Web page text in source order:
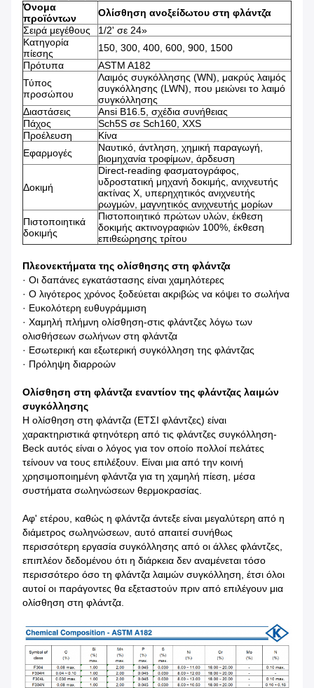
Όνομα
προϊόντων
Ολίσθηση ανοξείδωτου στη φλάντζα
Σειρά μεγέθους
1/2' σε 24»
Κατηγορία
πίεσης
150, 300, 400, 600, 900, 1500
Πρότυπα
ASTM A182
Τύπος
προσώπου
Λαιμός συγκόλλησης (WN), μακρύς λαιμός
συγκόλλησης (LWN), που μειώνει το λαιμό
συγκόλλησης
Διαστάσεις
Ansi B16.5, σχέδια συνήθειας
Πάχος
Sch5S σε Sch160, XXS
Προέλευση
Κίνα
Εφαρμογές
Ναυτικό, άντληση, χημική παραγωγή,
βιομηχανία τροφίμων, άρδευση
Δοκιμή
Direct-reading φασματογράφος,
υδροστατική μηχανή δοκιμής, ανιχνευτής
ακτίνας X, υπερηχητικός ανιχνευτής
ρωγμών, μαγνητικός ανιχνευτής μορίων
Πιστοποιητικά
δοκιμής
Πιστοποιητικό πρώτων υλών, έκθεση
δοκιμής ακτινογραφιών 100%, έκθεση
επιθεώρησης τρίτου
Πλεονεκτήματα της ολίσθησης στη φλάντζα
· Οι δαπάνες εγκατάστασης είναι χαμηλότερες
· Ο λιγότερος χρόνος ξοδεύεται ακριβώς να κόψει το σωλήνα
· Ευκολότερη ευθυγράμμιση
· Χαμηλή πλήμνη ολίσθηση-στις φλάντζες λόγω των
ολισθήσεων σωλήνων στη φλάντζα
· Εσωτερική και εξωτερική συγκόλληση της φλάντζας
· Πρόληψη διαρροών
Ολίσθηση στη φλάντζα εναντίον της φλάντζας λαιμών
συγκόλλησης
Η ολίσθηση στη φλάντζα (ΕΤΣΙ φλάντζες) είναι
χαρακτηριστικά φτηνότερη από τις φλάντζες συγκόλληση-
Beck αυτός είναι ο λόγος για τον οποίο πολλοί πελάτες
τείνουν να τους επιλέξουν. Είναι μια από την κοινή
χρησιμοποιημένη φλάντζα για τη χαμηλή πίεση, μέσα
συστήματα σωληνώσεων θερμοκρασίας.
Αφ' ετέρου, καθώς η φλάντζα άντεξε είναι μεγαλύτερη από η
διάμετρος σωληνώσεων, αυτό απαιτεί συνήθως
περισσότερη εργασία συγκόλλησης από οι άλλες φλάντζες,
επιπλέον δεδομένου ότι η διάρκεια δεν αναμένεται τόσο
περισσότερο όσο τη φλάντζα λαιμών συγκόλληση, έτσι όλοι
αυτοί οι παράγοντες θα εξεταστούν πριν από επιλέγουν μια
ολίσθηση στη φλάντζα.